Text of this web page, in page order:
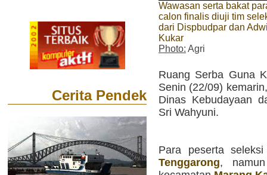
Cerita Pendek
Wawasan serta bakat
calon finalis diuji tim
dari Dispbudpar dan
Kukar
Photo: Agri
Ruang Serba Guna
Senin (22/09)
Dinas Kebudayaan
Sri Wahyuni.
Para peserta
Tenggarong,